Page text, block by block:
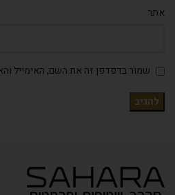
אתר
שמור בדפדפן זה את השם, האימייל